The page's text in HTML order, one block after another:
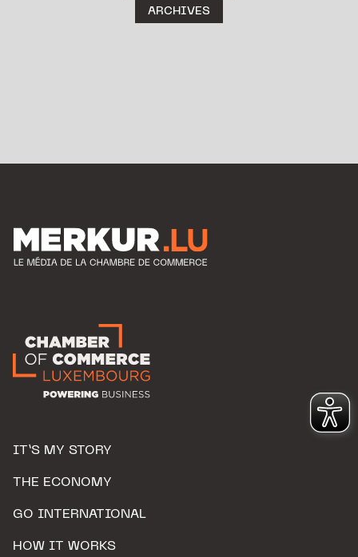
ARCHIVES
IT’S MY STORY
THE ECONOMY
GO INTERNATIONAL
HOW IT WORKS